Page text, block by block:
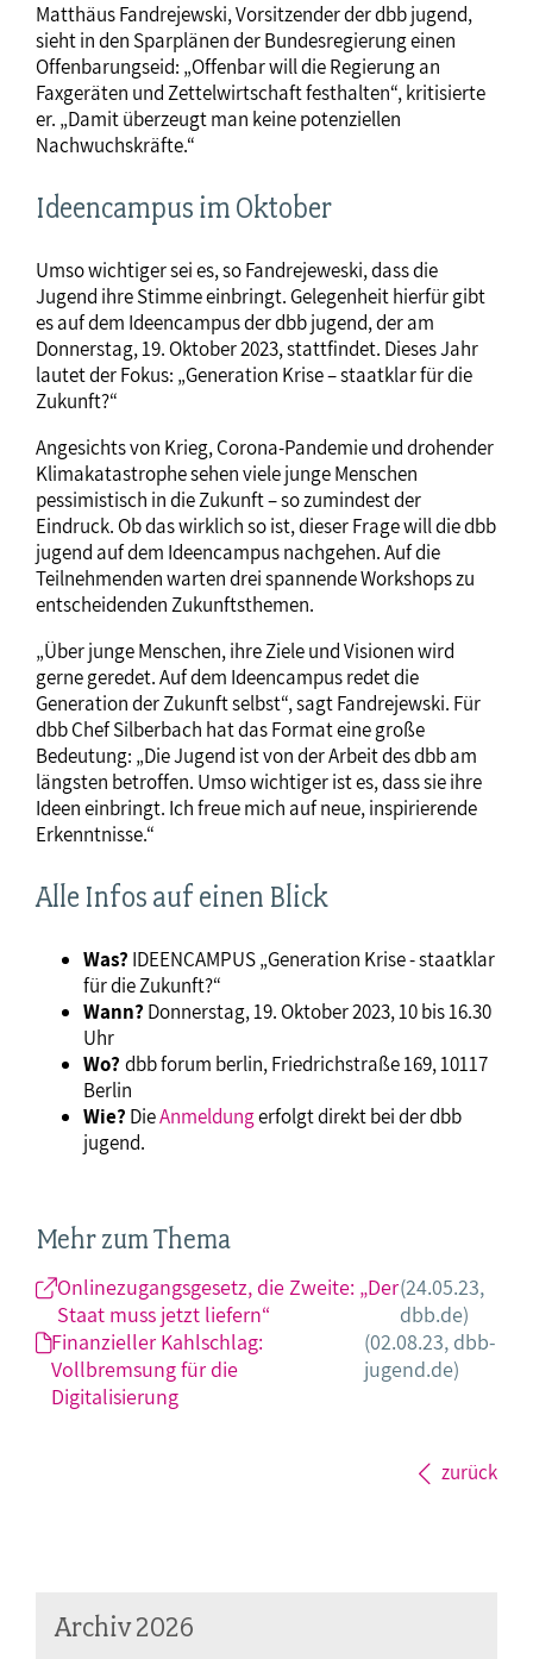
Matthäus Fandrejewski, Vorsitzender der dbb jugend,
sieht in den Sparplänen der Bundesregierung einen
Offenbarungseid: „Offenbar will die Regierung an
Faxgeräten und Zettelwirtschaft festhalten“, kritisierte
er. „Damit überzeugt man keine potenziellen
Nachwuchskräfte.“
Ideencampus im Oktober
Umso wichtiger sei es, so Fandrejeweski, dass die
Jugend ihre Stimme einbringt. Gelegenheit hierfür gibt
es auf dem Ideencampus der dbb jugend, der am
Donnerstag, 19. Oktober 2023, stattfindet. Dieses Jahr
lautet der Fokus: „Generation Krise – staatklar für die
Zukunft?“
Angesichts von Krieg, Corona-Pandemie und drohender
Klimakatastrophe sehen viele junge Menschen
pessimistisch in die Zukunft – so zumindest der
Eindruck. Ob das wirklich so ist, dieser Frage will die dbb
jugend auf dem Ideencampus nachgehen. Auf die
Teilnehmenden warten drei spannende Workshops zu
entscheidenden Zukunftsthemen.
„Über junge Menschen, ihre Ziele und Visionen wird
gerne geredet. Auf dem Ideencampus redet die
Generation der Zukunft selbst“, sagt Fandrejewski. Für
dbb Chef Silberbach hat das Format eine große
Bedeutung: „Die Jugend ist von der Arbeit des dbb am
längsten betroffen. Umso wichtiger ist es, dass sie ihre
Ideen einbringt. Ich freue mich auf neue, inspirierende
Erkenntnisse.“
Alle Infos auf einen Blick
Was? IDEENCAMPUS „Generation Krise - staatklar
für die Zukunft?“
Wann? Donnerstag, 19. Oktober 2023, 10 bis 16.30
Uhr
Wo? dbb forum berlin, Friedrichstraße 169, 10117
Berlin
Wie? DieAnmeldungerfolgt direkt bei der dbb
jugend.
Mehr zum Thema
Onlinezugangsgesetz, die Zweite: „Der
Staat muss jetzt liefern“
(24.05.23,
dbb.de)
Finanzieller Kahlschlag:
Vollbremsung für die
Digitalisierung
(02.08.23, dbb-
jugend.de)
zurück
Archiv 2026